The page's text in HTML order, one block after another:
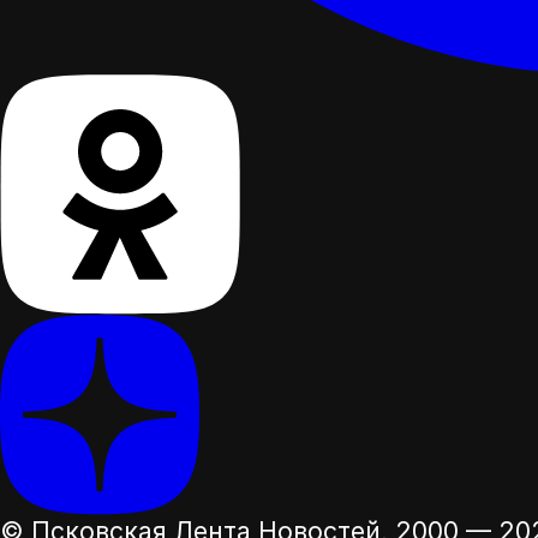
© Псковская Лента Новостей, 2000 —